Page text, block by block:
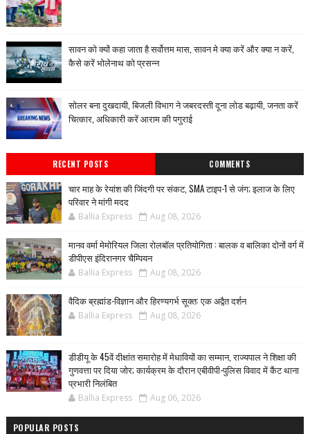
सावन को क्यों कहा जाता है सर्वोत्तम मास, सावन मे क्या करें और क्या न करें,
कैसे करें भोलेनाथ को प्रसन्न
सोलर बना दुखदायी, बिजली विभाग ने जबरदस्ती दूना लोड बढ़ायी, जनता करें
चित्कार, अधिकारी करें आराम की पगुराई
RECENT POSTS COMMENTS
चार माह के रेयांश की जिंदगी पर संकट, SMA टाइप-1 से जंग; इलाज के लिए
परिवार ने मांगी मदद
Ballia Express Aug 08, 2026
मानव वर्मा मेमोरियल जिला रोलबॉल प्रतियोगिता : बालक व बालिका दोनों वर्ग में
डीपीएस इंदिरानगर चैम्पियन
Ballia Express Aug 08, 2026
वैदिक ब्रह्मांड-विज्ञान और हिरण्यगर्भ सूक्त: एक अद्वैत दर्शन
Ballia Express Aug 08, 2026
डीडीयू के 45वें दीक्षांत समारोह में मेधावियों का सम्मान, राज्यपाल ने शिक्षा की
गुणवत्ता पर दिया जोर; कार्यक्रम के दौरान एबीवीपी-पुलिस विवाद में कैंट थाना
प्रभारी निलंबित
Ballia Express Aug 06, 2026
POPULAR POSTS